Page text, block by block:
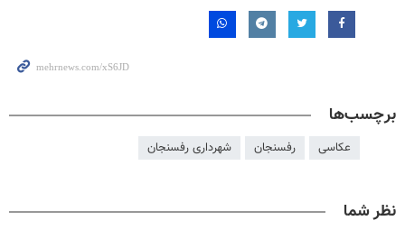
برچسب‌ها
عکاسی رفسنجان شهرداری رفسنجان
نظر شما